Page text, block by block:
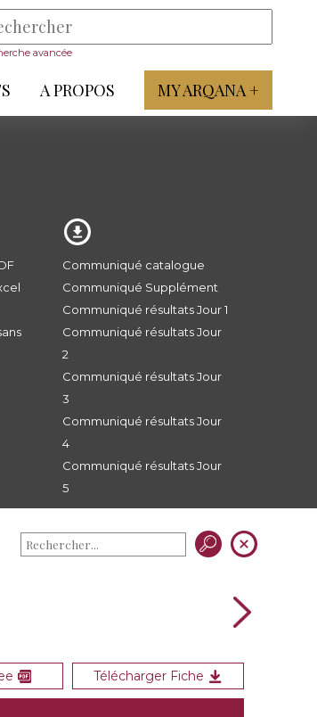
avancée
A PROPOS MY ARQANA +
Communiqué catalogue
Communiqué Supplément
Communiqué résultats Jour 1
Communiqué résultats Jour
2
Communiqué résultats Jour
3
Communiqué résultats Jour
4
Communiqué résultats Jour
5
Télécharger Fiche